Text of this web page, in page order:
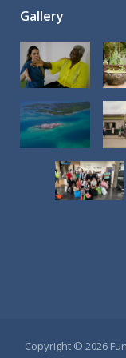
Gallery
Copyright © 2026